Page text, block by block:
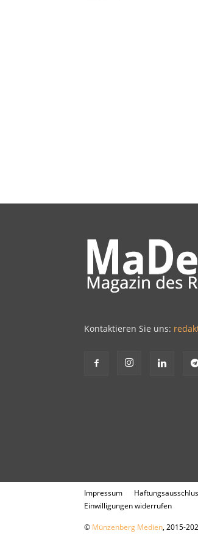
Kontaktieren Sie uns:
Impressum
Einwilligungen widerrufen
© Münzenberg Medien, 2015-